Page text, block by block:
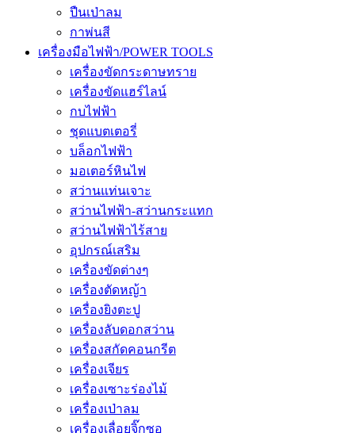
ปืนเป่าลม
กาพ่นสี
เครื่องมือไฟฟ้า/POWER TOOLS
เครื่องขัดกระดาษทราย
เครื่องขัดแฮร์ไลน์
กบไฟฟ้า
ชุดแบตเตอรี่
บล็อกไฟฟ้า
มอเตอร์หินไฟ
สว่านแท่นเจาะ
สว่านไฟฟ้า-สว่านกระแทก
สว่านไฟฟ้าไร้สาย
อุปกรณ์เสริม
เครื่องขัดต่างๆ
เครื่องตัดหญ้า
เครื่องยิงตะปู
เครื่องลับดอกสว่าน
เครื่องสกัดคอนกรีต
เครื่องเจียร
เครื่องเซาะร่องไม้
เครื่องเป่าลม
เครื่องเลื่อยจิ๊กซอ